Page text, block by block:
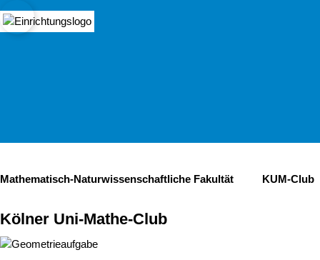
Open quicklink menu
Mathematisch-Naturwissenschaftliche Fakultät KUM-Club
Kölner Uni-Mathe-Club